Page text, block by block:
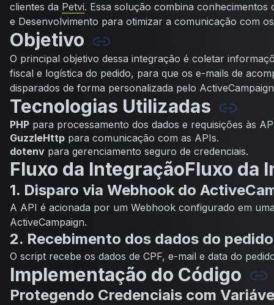
clientes da Petvi. Essa solução combina conhecimentos
e Desenvolvimento para otimizar a comunicação com
Objetivo
O principal objetivo dessa integração é coletar
fiscal e logística do pedido, para que os e-mails de
disparados de forma personalizada pelo
Tecnologias Utilizadas
PHP para processamento dos dados e requisições às
GuzzleHttp para comunicação com as APIs.
dotenv para gerenciamento seguro de credenciais.
Fluxo da IntegraçãoFluxo da
1. Disparo via Webhook do
A API é acionada por um Webhook configurado em
ActiveCampaign.
2. Recebimento dos dados do pedido
O script recebe os dados de CPF, e-mail e data do
Implementação do Código
Protegendo Credenciais com